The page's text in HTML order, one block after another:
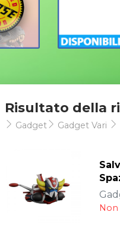
Risultato della
Gadget Gadget Vari